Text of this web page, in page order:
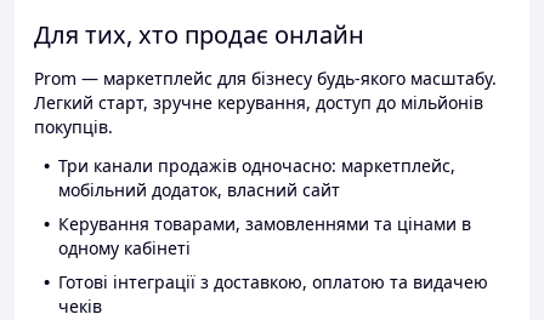
Для тих, хто продає онлайн
Prom — маркетплейс для бізнесу будь-якого масштабу.
Легкий старт, зручне керування, доступ до мільйонів
покупців.
Три канали продажів одночасно: маркетплейс,
мобільний додаток, власний сайт
Керування товарами, замовленнями та цінами в
одному кабінеті
Готові інтеграції з доставкою, оплатою та видачею
чеків